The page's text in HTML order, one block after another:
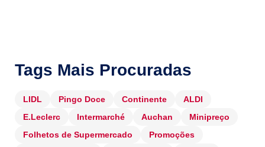
Tags Mais Procuradas
LIDL Pingo Doce Continente
ALDI
E.Leclerc
Intermarché Auchan
Minipreço
Folhetos de Supermercado
Promoções